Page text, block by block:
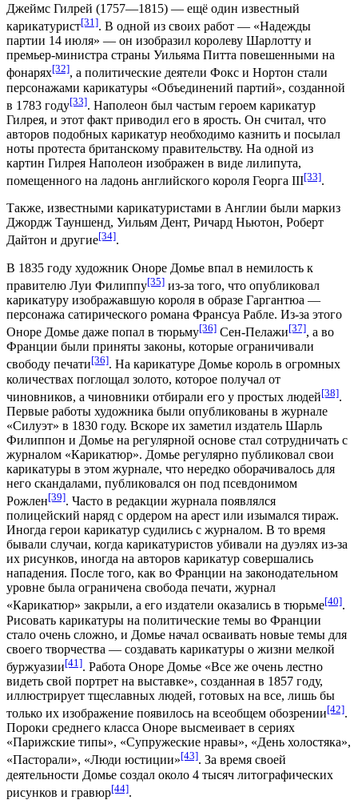
Джеймс Гилрей (1757—1815) — ещё один известный
карикатурист[31]. В одной из своих работ — «Надежды
партии 14 июля» — он изобразил королеву Шарлотту и
премьер-министра страны Уильяма Питта повешенными на
фонарях[32], а политические деятели Фокс и Нортон стали
персонажами карикатуры «Объединений партий», созданной
в 1783 году[33]. Наполеон был частым героем карикатур
Гилрея, и этот факт приводил его в ярость. Он считал, что
авторов подобных карикатур необходимо казнить и посылал
ноты протеста британскому правительству. На одной из
картин Гилрея Наполеон изображен в виде лилипута,
помещенного на ладонь английского короля Георга III[33].
Также, известными карикатуристами в Англии были маркиз
Джордж Тауншенд, Уильям Дент, Ричард Ньютон, Роберт
Дайтон и другие[34].
В 1835 году художник Оноре Домье впал в немилость к
правителю Луи Филиппу[35] из-за того, что опубликовал
карикатуру изображавшую короля в образе Гаргантюа —
персонажа сатирического романа Франсуа Рабле. Из-за этого
Оноре Домье даже попал в тюрьму[36] Сен-Пелажи[37], а во
Франции были приняты законы, которые ограничивали
свободу печати[36]. На карикатуре Домье король в огромных
количествах поглощал золото, которое получал от
чиновников, а чиновники отбирали его у простых людей[38].
Первые работы художника были опубликованы в журнале
«Силуэт» в 1830 году. Вскоре их заметил издатель Шарль
Филиппон и Домье на регулярной основе стал сотрудничать с
журналом «Карикатюр». Домье регулярно публиковал свои
карикатуры в этом журнале, что нередко оборачивалось для
него скандалами, публиковался он под псевдонимом
Рожлен[39]. Часто в редакции журнала появлялся
полицейский наряд с ордером на арест или изымался тираж.
Иногда герои карикатур судились с журналом. В то время
бывали случаи, когда карикатуристов убивали на дуэлях из-за
их рисунков, иногда на авторов карикатур совершались
нападения. После того, как во Франции на законодательном
уровне была ограничена свобода печати, журнал
«Карикатюр» закрыли, а его издатели оказались в тюрьме[40].
Рисовать карикатуры на политические темы во Франции
стало очень сложно, и Домье начал осваивать новые темы для
своего творчества — создавать карикатуры о жизни мелкой
буржуазии[41]. Работа Оноре Домье «Все же очень лестно
видеть свой портрет на выставке», созданная в 1857 году,
иллюстрирует тщеславных людей, готовых на все, лишь бы
только их изображение появилось на всеобщем обозрении[42].
Пороки среднего класса Оноре высмеивает в сериях
«Парижские типы», «Супружеские нравы», «День холостяка»,
«Пасторали», «Люди юстиции»[43]. За время своей
деятельности Домье создал около 4 тысяч литографических
рисунков и гравюр[44].